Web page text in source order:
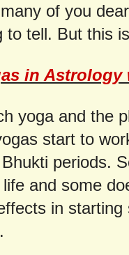
of you
to tell. But this
in Astrology
yoga and the
start to
periods.
and some
in